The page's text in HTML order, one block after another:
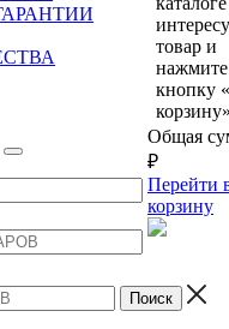
товар и
нажмите
кнопку
Общая
₽
Перейти
корзину